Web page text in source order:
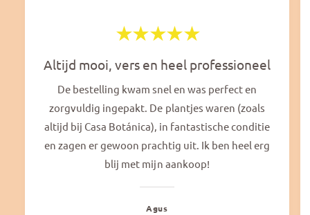
Altijd mooi, vers en heel professioneel
De bestelling kwam snel en was perfect en
zorgvuldig ingepakt. De plantjes waren (zoals
altijd bij Casa Botánica), in fantastische conditie
en zagen er gewoon prachtig uit. Ik ben heel erg
blij met mijn aankoop!
Agus